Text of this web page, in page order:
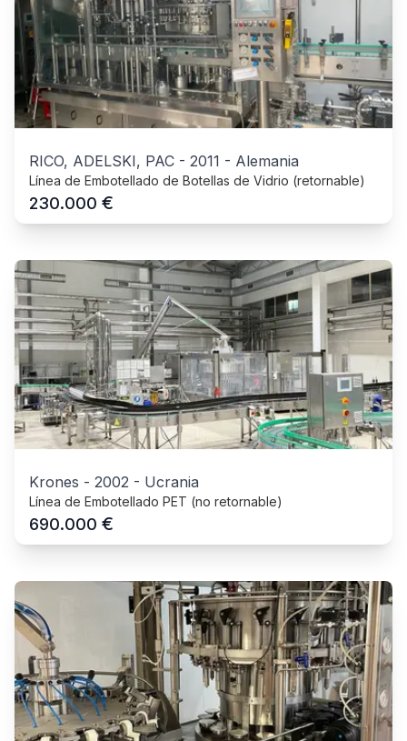
RICO, ADELSKI, PAC - 2011 - Alemania
Línea de Embotellado de Botellas de Vidrio (retornable)
230.000 €
Krones - 2002 - Ucrania
Línea de Embotellado PET (no retornable)
690.000 €